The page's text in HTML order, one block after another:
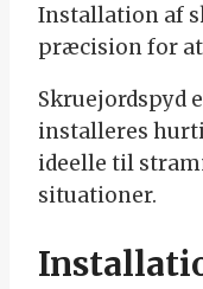
Installation af
præcision for
Skruejordspyd
installeres
ideelle til
situationer.